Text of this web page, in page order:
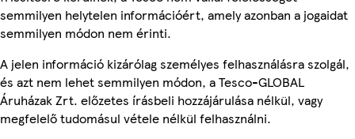
semmilyen helytelen információért, amely azonban a jogaidat
semmilyen módon nem érinti.
A jelen információ kizárólag személyes felhasználásra szolgál,
és azt nem lehet semmilyen módon, a Tesco-GLOBAL
Áruházak Zrt. előzetes írásbeli hozzájárulása nélkül, vagy
megfelelő tudomásul vétele nélkül felhasználni.